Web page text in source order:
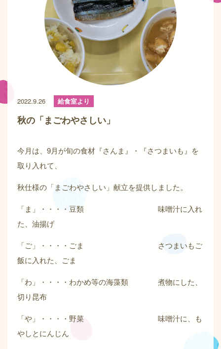
2022.9.26 給食室より
秋の「まごわやさしい」
今月は、9月が旬の食材『さんま』・『さつまいも』を
取り入れて、
秋仕様の「まごわやさしい」献立を提供しました。
「ま」・・・・豆類 味噌汁に入れ
た、油揚げ
「ご」・・・・ごま さつまいもご
飯に入れた、ごま
「わ」・・・・わかめ等の海藻類 煮物にした、
切り昆布
「や」・・・・野菜 味噌汁に、も
やしとにんじん